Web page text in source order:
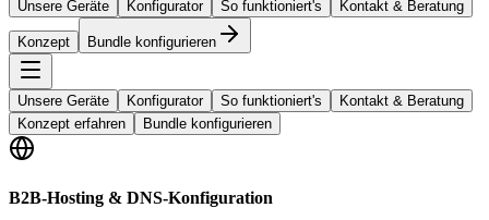
Unsere Geräte Konfigurator So funktioniert's Kontakt & Beratung
Konzept Bundle konfigurieren
Unsere Geräte Konfigurator So funktioniert's
Kontakt & Beratung
Konzept erfahren
Bundle konfigurieren
B2B-Hosting & DNS-Konfiguration